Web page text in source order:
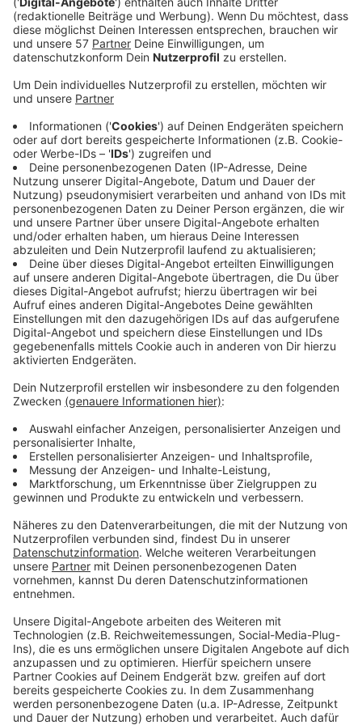
Weihnachtssingen mit unserem Moderator und
Sänger Florian Franke gibt, wenn unsere Kugel-
Bude zumacht. Beim ersten großen Adventssingen
für Kindertal gesammelt, bislang wurden über
Termine und Standorte derKugel-Buden:
12.12 Kugelverkauf in Elberfeld auf dem Neumarkt
ab 15.00 Uhr und ab 18 Uhr Weihnachtssingen
19.12 Kugelverkauf in Barmen auf dem Johannes
Rau Platz ab 15 Uhr und ab 18 Uhr
Weihnachtssingen
Adventssingen im Stadion am Zoo:
Ein Ticket kostet fünf Euro. 50 Cent davon gehen
50 Cent an ein internationales Kinderhilfsprojekt.
Auch das Radio-Wuppertal-Team ist am
Stadionsingen beteiligt: Jens und Jasmin Voss
moderieren und unser Kollege und Musiker Florian
Veröffentlicht:Montag, 01.12.2025 06:38
Anzeige
Anzeige